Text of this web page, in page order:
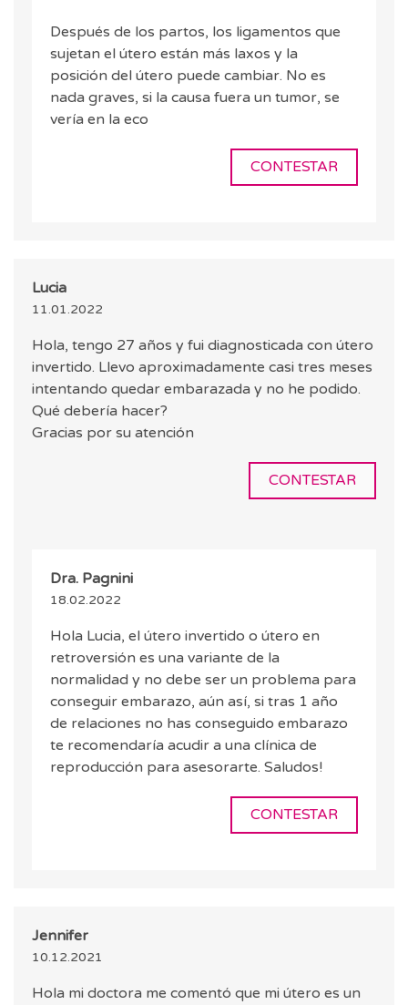
Después de los partos, los ligamentos que
sujetan el útero están más laxos y la
posición del útero puede cambiar. No es
nada graves, si la causa fuera un tumor, se
vería en la eco
CONTESTAR
Lucia
11.01.2022
Hola, tengo 27 años y fui diagnosticada con útero
invertido. Llevo aproximadamente casi tres meses
intentando quedar embarazada y no he podido.
Qué debería hacer?
Gracias por su atención
CONTESTAR
Dra. Pagnini
18.02.2022
Hola Lucia, el útero invertido o útero en
retroversión es una variante de la
normalidad y no debe ser un problema para
conseguir embarazo, aún así, si tras 1 año
de relaciones no has conseguido embarazo
te recomendaría acudir a una clínica de
reproducción para asesorarte. Saludos!
CONTESTAR
Jennifer
10.12.2021
Hola mi doctora me comentó que mi útero es un